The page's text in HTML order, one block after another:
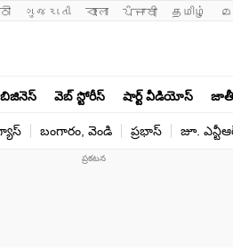
ગુજરાતી বাংলা ਪੰਜਾਬੀ தமிழ்
బిజినెస్ వెబ్ స్టోరీస్ షార్ట్ వీడియోస్
బంగారం, వెండి ప్రభాస్ జూ.